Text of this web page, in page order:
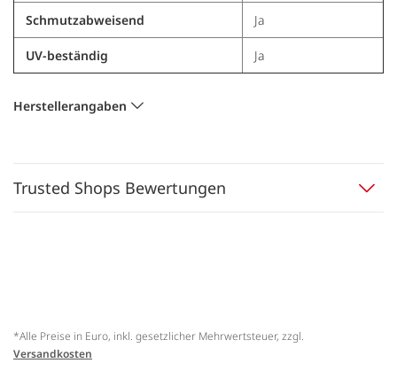
Schmutzabweisend Ja
UV-beständig Ja
Herstellerangaben
Trusted Shops Bewertungen
*Alle Preise in Euro, inkl. gesetzlicher Mehrwertsteuer, zzgl.
Versandkosten